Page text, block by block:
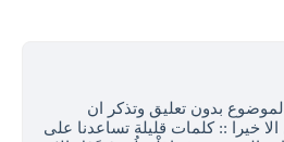
بدون تعليق وتذكر ان
خيرا :: كلمات قليلة تساعدنا على